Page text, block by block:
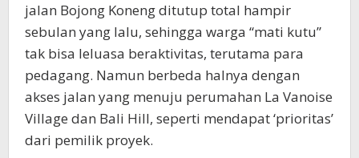
jalan Bojong Koneng ditutup total hampir
sebulan yang lalu, sehingga warga “mati kutu”
tak bisa leluasa beraktivitas, terutama para
pedagang. Namun berbeda halnya dengan
akses jalan yang menuju perumahan La Vanoise
Village dan Bali Hill, seperti mendapat ‘prioritas’
dari pemilik proyek.